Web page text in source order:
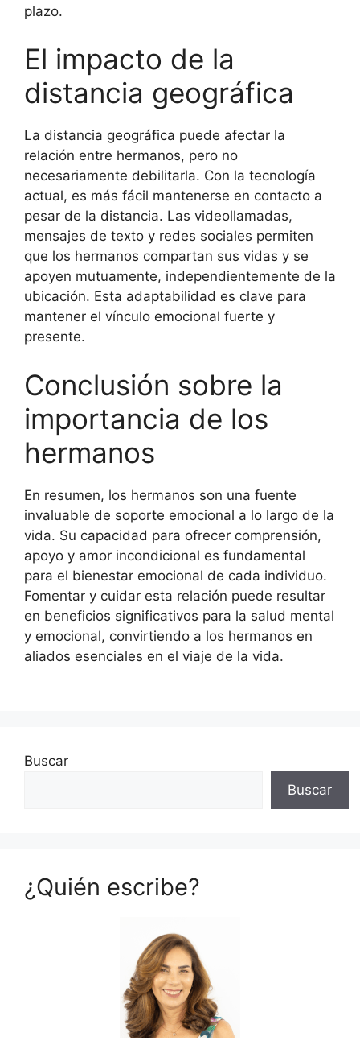
plazo.
El impacto de la
distancia geográfica
La distancia geográfica puede afectar la
relación entre hermanos, pero no
necesariamente debilitarla. Con la tecnología
actual, es más fácil mantenerse en contacto a
pesar de la distancia. Las videollamadas,
mensajes de texto y redes sociales permiten
que los hermanos compartan sus vidas y se
apoyen mutuamente, independientemente de la
ubicación. Esta adaptabilidad es clave para
mantener el vínculo emocional fuerte y
presente.
Conclusión sobre la
importancia de los
hermanos
En resumen, los hermanos son una fuente
invaluable de soporte emocional a lo largo de la
vida. Su capacidad para ofrecer comprensión,
apoyo y amor incondicional es fundamental
para el bienestar emocional de cada individuo.
Fomentar y cuidar esta relación puede resultar
en beneficios significativos para la salud mental
y emocional, convirtiendo a los hermanos en
aliados esenciales en el viaje de la vida.
Buscar
Buscar
¿Quién escribe?